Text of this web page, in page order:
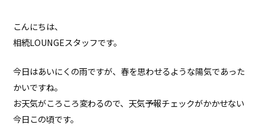
こんにちは、
相続LOUNGEスタッフです。
今日はあいにくの雨ですが、春を思わせるような陽気であった
かいですね。
お天気がころころ変わるので、天気予報チェックがかかせない
今日この頃です。